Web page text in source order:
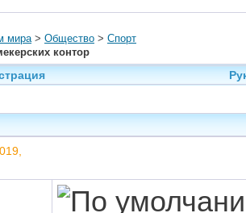
мира > Общество > Спорт
контор